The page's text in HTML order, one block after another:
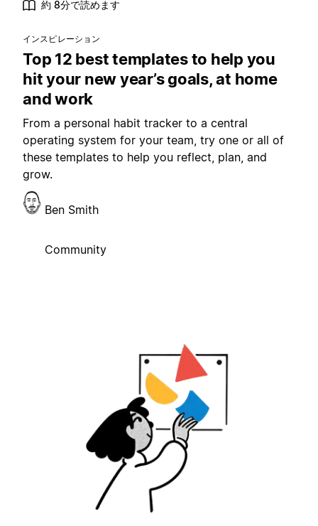
約 8分で読めます
インスピレーション
Top 12 best templates to help you
hit your new year’s goals, at home
and work
From a personal habit tracker to a central
operating system for your team, try one or all of
these templates to help you reflect, plan, and
grow.
Ben Smith
Community